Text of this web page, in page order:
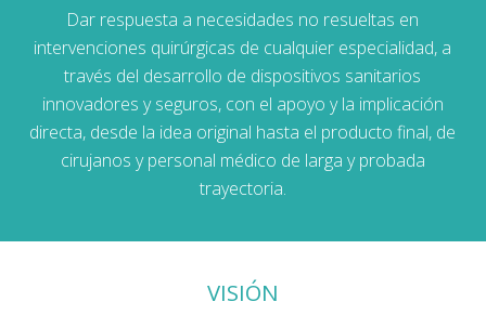
Dar respuesta a necesidades no resueltas en
intervenciones quirúrgicas de cualquier especialidad, a
través del desarrollo de dispositivos sanitarios
innovadores y seguros, con el apoyo y la implicación
directa, desde la idea original hasta el producto final, de
cirujanos y personal médico de larga y probada
trayectoria.
VISIÓN